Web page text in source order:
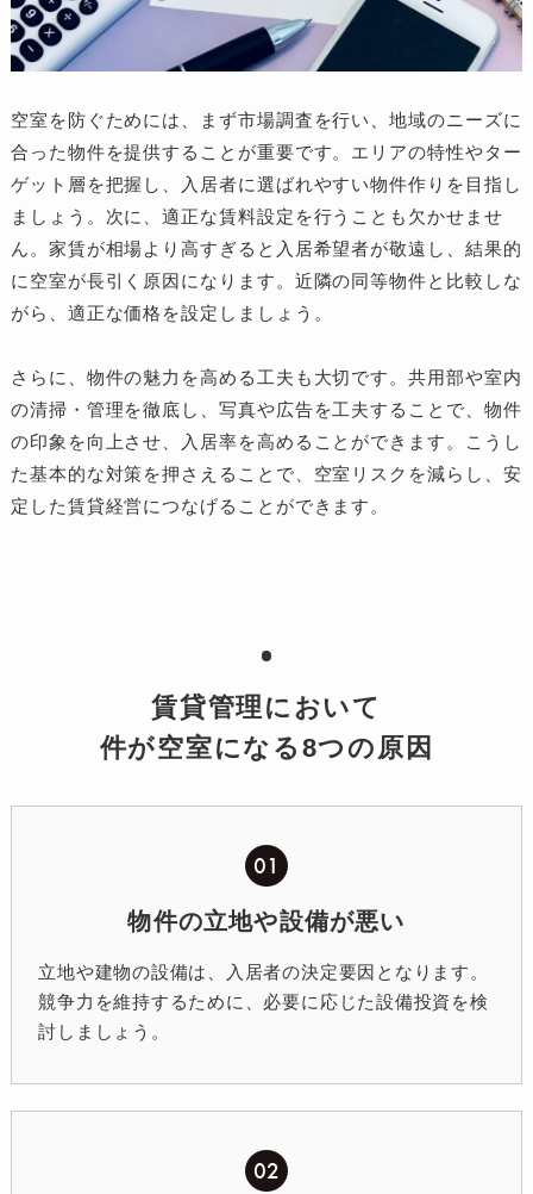
空室を防ぐためには、まず市場調査を行い、地域のニーズに
合った物件を提供することが重要です。エリアの特性やター
ゲット層を把握し、入居者に選ばれやすい物件作りを目指し
ましょう。次に、適正な賃料設定を行うことも欠かせませ
ん。家賃が相場より高すぎると入居希望者が敬遠し、結果的
に空室が長引く原因になります。近隣の同等物件と比較しな
がら、適正な価格を設定しましょう。
さらに、物件の魅力を高める工夫も大切です。共用部や室内
の清掃・管理を徹底し、写真や広告を工夫することで、物件
の印象を向上させ、入居率を高めることができます。こうし
た基本的な対策を押さえることで、空室リスクを減らし、安
定した賃貸経営につなげることができます。
賃貸管理において
件が空室になる8つの原因
01
物件の立地や設備が悪い
立地や建物の設備は、入居者の決定要因となります。
競争力を維持するために、必要に応じた設備投資を検
討しましょう。
02